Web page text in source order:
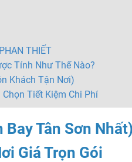
THIẾT
Tính Như Thế Nào?
Khách Tận Nơi)
Tiết Kiệm Chi Phí
Bay Tân Sơn
Giá Trọn Gói